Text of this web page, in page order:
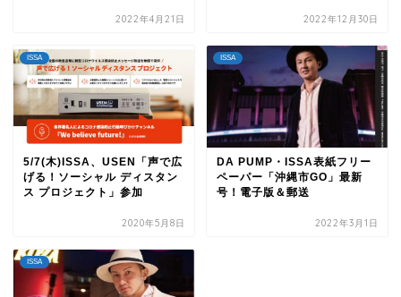
2022年4月21日 2022年12月30日
ISSA
5/7(木)ISSA、USEN「声で広
げる！ソーシャル ディスタン
ス プロジェクト」参加
2020年5月8日
ISSA
DA PUMP・ISSA表紙フリー
ペーパー「沖縄市GO」最新
号！電子版＆郵送
2022年3月1日
ISSA